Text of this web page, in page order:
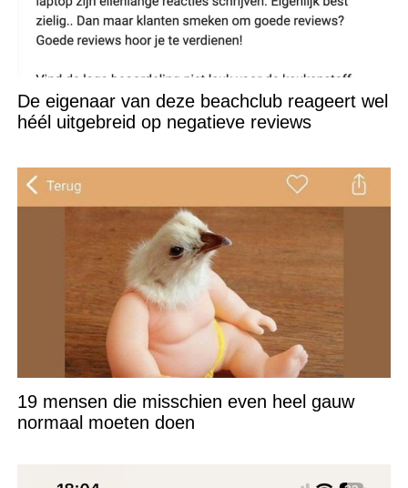
De eigenaar van deze beachclub reageert wel
héél uitgebreid op negatieve reviews
19 mensen die misschien even heel gauw
normaal moeten doen